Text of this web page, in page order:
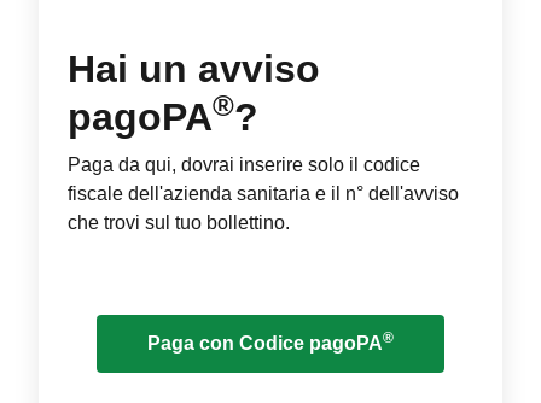
Hai un avviso
pagoPA®?
Paga da qui, dovrai inserire solo il codice
fiscale dell'azienda sanitaria e il n° dell'avviso
che trovi sul tuo bollettino.
Paga con Codice pagoPA®